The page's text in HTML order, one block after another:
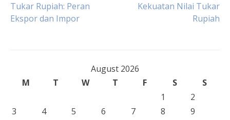
navigation
Tukar Rupiah: Peran
Ekspor dan Impor
Kekuatan Nilai Tukar
Rupiah
August 2026
M
T W T F S
S
1
2
3
4 5 6 7 8
9